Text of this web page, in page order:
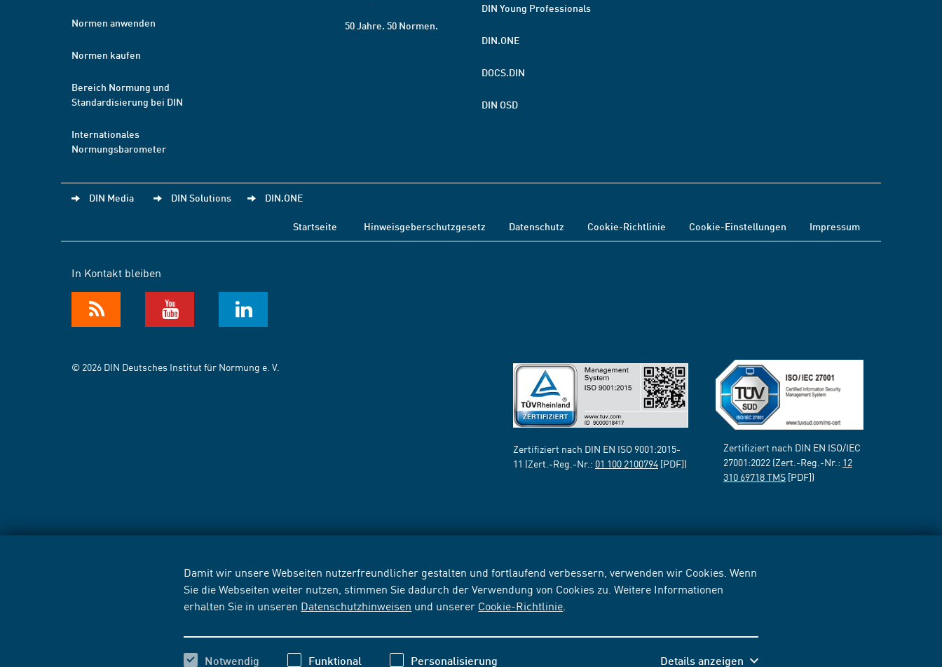
Damit wir unsere Webseiten nutzerfreundlicher gestalten und fortlaufend verbessern, verwenden wir Cookies. Wenn
Sie die Webseiten weiter nutzen, stimmen Sie dadurch der Verwendung von Cookies zu. Weitere Informationen
erhalten Sie in unseren Datenschutzhinweisen und unserer Cookie-Richtlinie
Notwendig Funktional Personalisierung Details anzeigen
Normen anwenden
Normen kaufen
Bereich Normung und
Standardisierung bei DIN
Internationales
Normungsbarometer
50 Jahre. 50 Normen.
DIN Young Professionals
DIN.ONE
DOCS.DIN
DIN OSD
DIN Media DIN Solutions DIN.ONE
Startseite Hinweisgeberschutzgesetz Datenschutz Cookie-Richtlinie Cookie-Einstellungen Impressum
In Kontakt bleiben
© 2026 DIN Deutsches Institut für Normung e. V.
Zertifiziert nach DIN EN ISO 9001:2015-
11 (Zert.-Reg.-Nr.: 01 100 2100794 [PDF])
Zertifiziert nach DIN EN ISO/IEC
27001:2022 (Zert.-Reg.-Nr.: 12
310 69718 TMS [PDF])